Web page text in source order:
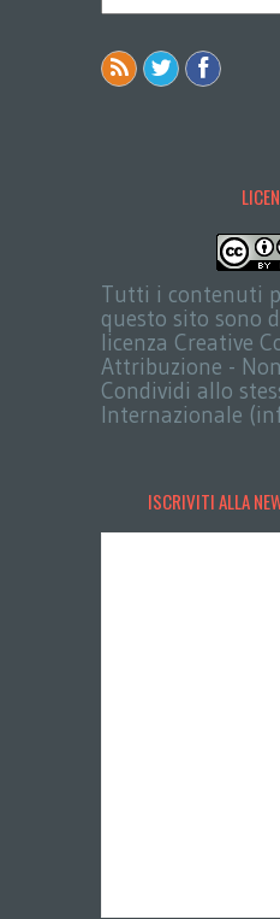
Tutti i contenuti
questo sito sono
licenza Creative
Attribuzione -
Condividi allo
Internazionale
ISCRIVITI ALLA